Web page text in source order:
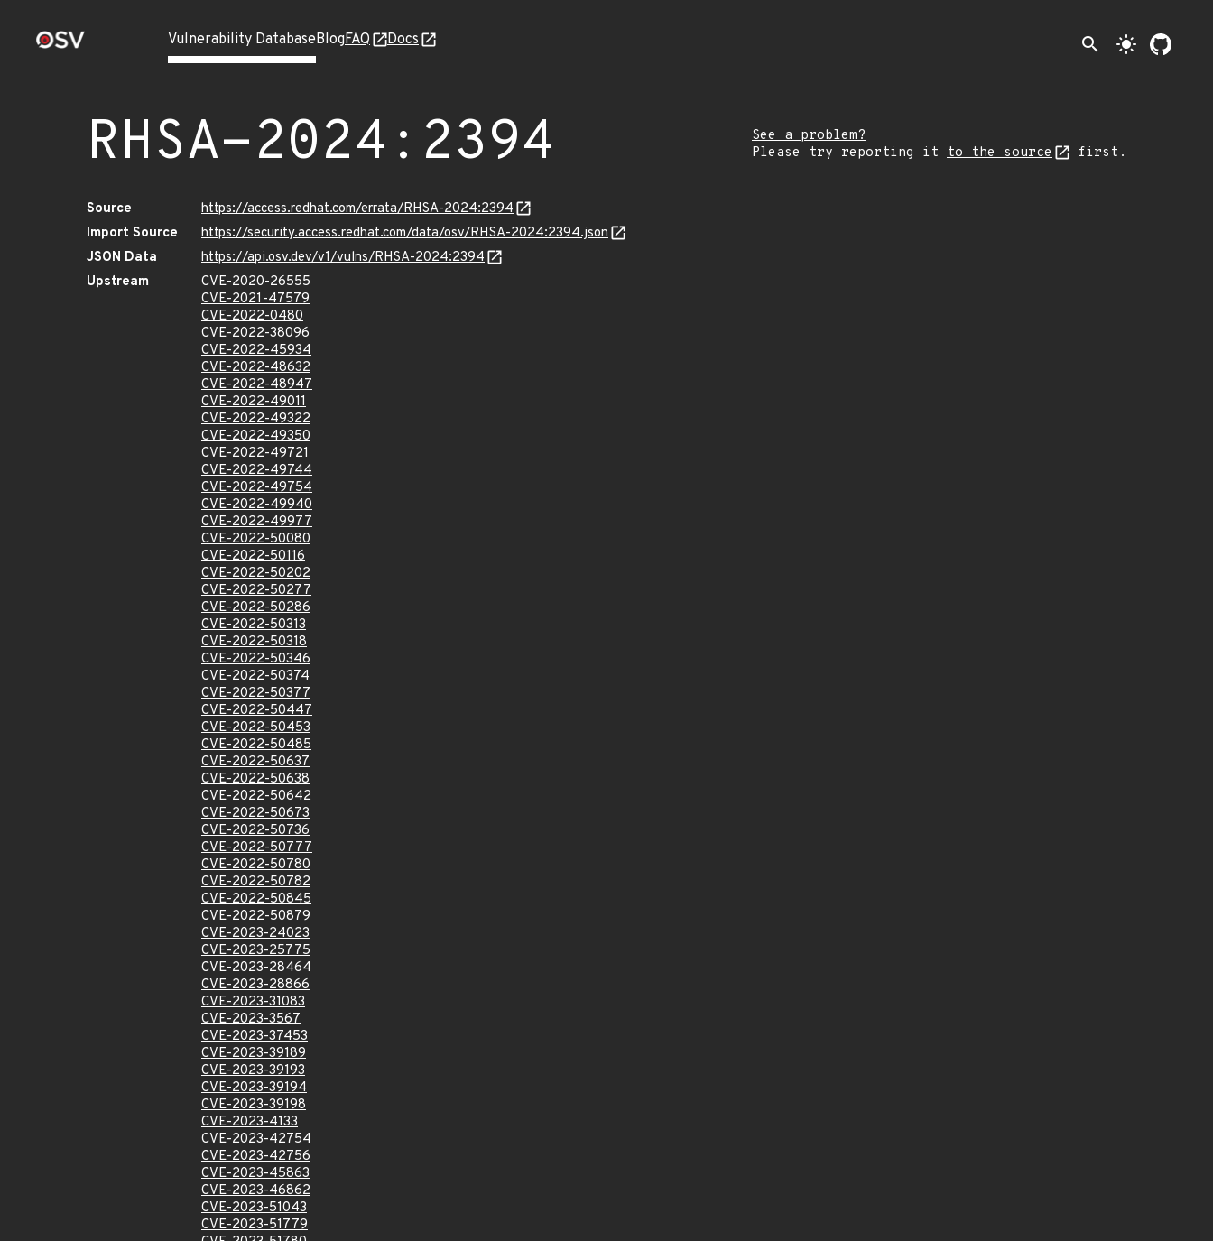
Vulnerability DatabaseBlogFAQ Docs search light_mode
RHSA-2024:2394
See a problem?
Please try reporting it to the source first.
Source
https://access.redhat.com/errata/RHSA-2024:2394
Import Source
https://security.access.redhat.com/data/osv/RHSA-2024:2394.json
JSON Data
https://api.osv.dev/v1/vulns/RHSA-2024:2394
Upstream
CVE-2020-26555
CVE-2021-47579
CVE-2022-0480
CVE-2022-38096
CVE-2022-45934
CVE-2022-48632
CVE-2022-48947
CVE-2022-49011
CVE-2022-49322
CVE-2022-49350
CVE-2022-49721
CVE-2022-49744
CVE-2022-49754
CVE-2022-49940
CVE-2022-49977
CVE-2022-50080
CVE-2022-50116
CVE-2022-50202
CVE-2022-50277
CVE-2022-50286
CVE-2022-50313
CVE-2022-50318
CVE-2022-50346
CVE-2022-50374
CVE-2022-50377
CVE-2022-50447
CVE-2022-50453
CVE-2022-50485
CVE-2022-50637
CVE-2022-50638
CVE-2022-50642
CVE-2022-50673
CVE-2022-50736
CVE-2022-50777
CVE-2022-50780
CVE-2022-50782
CVE-2022-50845
CVE-2022-50879
CVE-2023-24023
CVE-2023-25775
CVE-2023-28464
CVE-2023-28866
CVE-2023-31083
CVE-2023-3567
CVE-2023-37453
CVE-2023-39189
CVE-2023-39193
CVE-2023-39194
CVE-2023-39198
CVE-2023-4133
CVE-2023-42754
CVE-2023-42756
CVE-2023-45863
CVE-2023-46862
CVE-2023-51043
CVE-2023-51779